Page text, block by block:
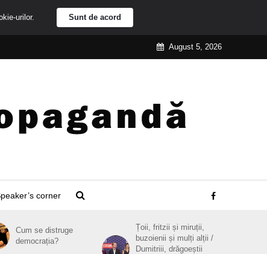
August 5, 2026
corner
Cum se distruge
democrația?
Țoii, fritzii și miruții,
buzoienii și mulți alții /
Dumitriii, drăgoeștii
urilor. Sunt de acord